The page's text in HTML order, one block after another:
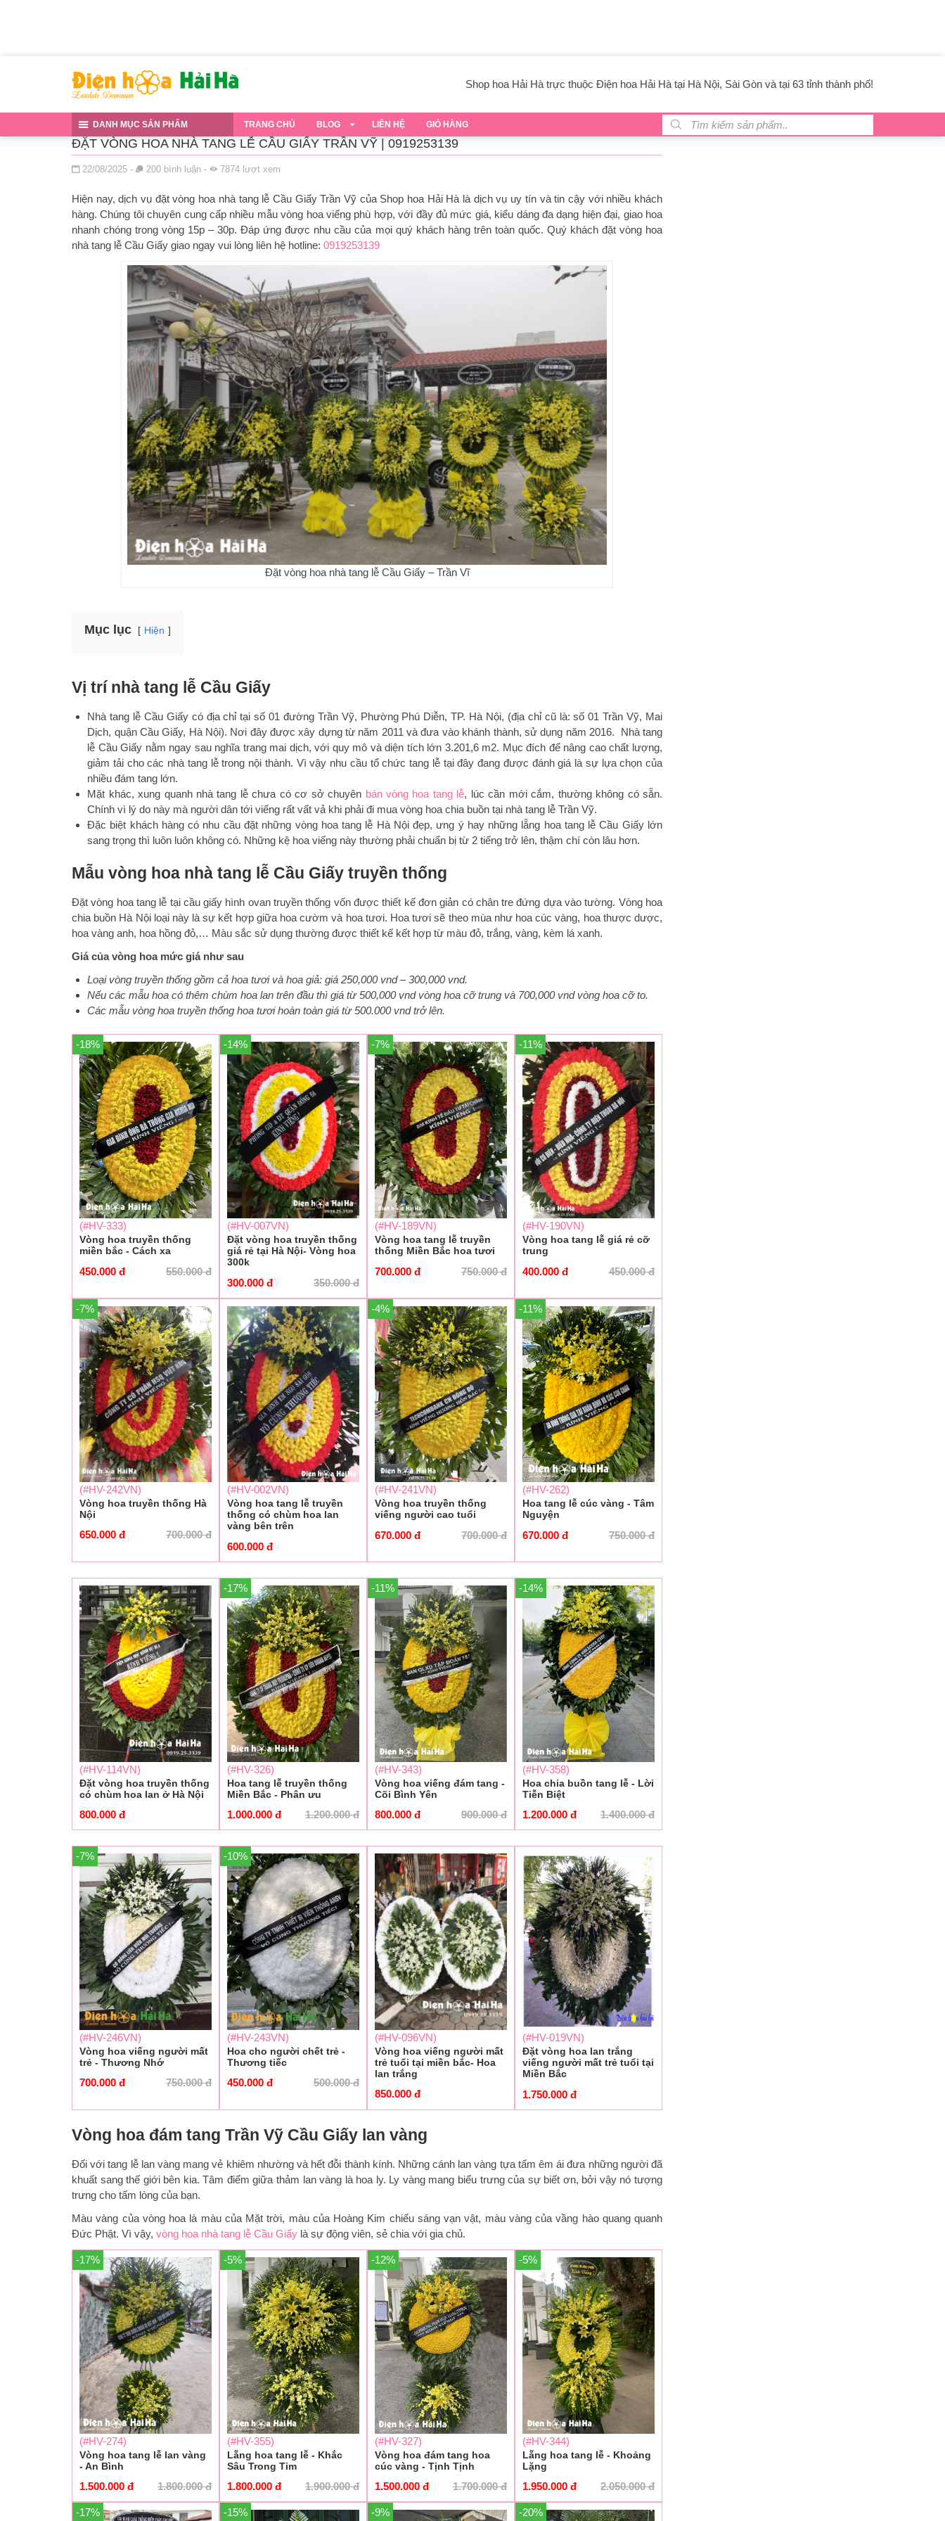
Shop hoa Hải Hà trực thuộc Điện hoa Hải Hà tại Hà Nội, Sài Gòn và tại 63 tỉnh thành phố!
DANH MỤC SẢN PHẨM TRANG CHỦ BLOG LIÊN HỆ GIỎ HÀNG Tìm kiếm sản phẩm
ĐẶT VÒNG HOA NHÀ TANG LỄ CẦU GIẤY TRẦN VỸ | 0919253139
Đăng ngày
22/08/2025 - 200 bình luận - 7874 lượt xem
Hiện nay, dịch vụ đặt vòng hoa nhà tang lễ Cầu Giấy Trần Vỹ của Shop hoa Hải Hà là dịch vụ uy tín và tin cậy với nhiều khách
hàng. Chúng tôi chuyên cung cấp nhiều mẫu vòng hoa viếng phù hợp, với đầy đủ mức giá, kiểu dáng đa dạng hiện đại, giao hoa
nhanh chóng trong vòng 15p – 30p. Đáp ứng được nhu cầu của mọi quý khách hàng trên toàn quốc. Quý khách đặt vòng hoa
nhà tang lễ Cầu Giấy giao ngay vui lòng liên hệ hotline: 0919253139
Đặt vòng hoa nhà tang lễ Cầu Giấy – Trần Vĩ
Mục lục Hiện
Vị trí nhà tang lễ Cầu Giấy
Nhà tang lễ Cầu Giấy có địa chỉ tại số 01 đường Trần Vỹ, Phường Phú Diễn, TP. Hà Nội, (địa chỉ cũ là: số 01 Trần Vỹ, Mai
Dịch, quận Cầu Giấy, Hà Nội). Nơi đây được xây dựng từ năm 2011 và đưa vào khánh thành, sử dụng năm 2016. Nhà tang
lễ Cầu Giấy nằm ngay sau nghĩa trang mai dịch, với quy mô và diện tích lớn 3.201,6 m2. Mục đích để nâng cao chất lượng,
giảm tải cho các nhà tang lễ trong nội thành. Vì vậy nhu cầu tổ chức tang lễ tại đây đang được đánh giá là sự lựa chọn của
nhiều đám tang lớn.
Mặt khác, xung quanh nhà tang lễ chưa có cơ sở chuyên bánvòng hoa tang lễ, lúc cần mới cắm, thường không có sẵn.
Chính vì lý do này mà người dân tới viếng rất vất vả khi phải đi mua vòng hoa chia buồn tại nhà tang lễ Trần Vỹ.
Đặc biệt khách hàng có nhu cầu đặt những vòng hoa tang lễ Hà Nội đẹp, ưng ý hay những lẵng hoa tang lễ Cầu Giấy lớn
sang trọng thì luôn luôn không có. Những kệ hoa viếng này thường phải chuẩn bị từ 2 tiếng trở lên, thậm chí còn lâu hơn.
Mẫu vòng hoa nhà tang lễ Cầu Giấy truyền thống
Đặt vòng hoa tang lễ tại cầu giấy hình ovan truyền thống vốn được thiết kế đơn giản có chân tre đứng dựa vào tường. Vòng hoa
chia buồn Hà Nội loại này là sự kết hợp giữa hoa cườm và hoa tươi. Hoa tươi sẽ theo mùa như hoa cúc vàng, hoa thược dược,
hoa vàng anh, hoa hồng đỏ,… Màu sắc sử dụng thường được thiết kế kết hợp từ màu đỏ, trắng, vàng, kèm lá xanh.
Giá của vòng hoa mức giá như sau
Loại vòng truyền thống gồm cả hoa tươi và hoa giả: giá 250,000 vnd – 300,000 vnd.
Nếu các mẫu hoa có thêm chùm hoa lan trên đầu thì giá từ 500,000 vnd vòng hoa cỡ trung và 700,000 vnd vòng hoa cỡ to.
Các mẫu vòng hoa truyền thống hoa tươi hoàn toàn giá từ 500.000 vnd trở lên.
-18%
(#HV-333)
Vòng hoa truyền thống
miền bắc - Cách xa
550.000đ
450.000 đ
-14%
(#HV-007VN)
Đặt vòng hoa truyền thống
giá rẻ tại Hà Nội- Vòng hoa
300k
350.000đ
300.000 đ
-7%
(#HV-189VN)
Vòng hoa tang lễ truyền
thống Miền Bắc hoa tươi
750.000đ
700.000 đ
-11%
(#HV-190VN)
Vòng hoa tang lễ giá rẻ cỡ
trung
450.000đ
400.000 đ
-7%
(#HV-242VN)
Vòng hoa truyền thống Hà
Nội
700.000đ
650.000 đ
(#HV-002VN)
Vòng hoa tang lễ truyền
thống có chùm hoa lan
vàng bên trên
600.000 đ
-4%
(#HV-241VN)
Vòng hoa truyền thống
viếng người cao tuổi
700.000đ
670.000 đ
-11%
(#HV-262)
Hoa tang lễ cúc vàng - Tâm
Nguyện
750.000đ
670.000 đ
(#HV-114VN)
Đặt vòng hoa truyền thống
có chùm hoa lan ở Hà Nội
800.000 đ
-17%
(#HV-326)
Hoa tang lễ truyền thống
Miền Bắc - Phân ưu
1.200.000đ
1.000.000 đ
-11%
(#HV-343)
Vòng hoa viếng đám tang -
Cõi Bình Yên
900.000đ
800.000 đ
-14%
(#HV-358)
Hoa chia buồn tang lễ - Lời
Tiễn Biệt
1.400.000đ
1.200.000 đ
-7%
(#HV-246VN)
Vòng hoa viếng người mất
trẻ - Thương Nhớ
750.000đ
700.000 đ
-10%
(#HV-243VN)
Hoa cho người chết trẻ -
Thương tiếc
500.000đ
450.000 đ
(#HV-096VN)
Vòng hoa viếng người mất
trẻ tuổi tại miền bắc- Hoa
lan trắng
850.000 đ
(#HV-019VN)
Đặt vòng hoa lan trắng
viếng người mất trẻ tuổi tại
Miền Bắc
1.750.000 đ
Vòng hoa đám tang Trần Vỹ Cầu Giấy lan vàng
Đối với tang lễ lan vàng mang vẻ khiêm nhường và hết đỗi thành kính. Những cánh lan vàng tựa tấm êm ái đưa những người đã
khuất sang thế giới bên kia. Tâm điểm giữa thảm lan vàng là hoa ly. Ly vàng mang biểu trưng của sự biết ơn, bởi vậy nó tượng
trưng cho tấm lòng của bạn.
Màu vàng của vòng hoa là màu của Mặt trời, màu của Hoàng Kim chiếu sáng vạn vật, màu vàng của vầng hào quang quanh
Đức Phật. Vì vậy, vòng hoa nhà tang lễ Cầu Giấy là sự động viên, sẻ chia với gia chủ.
-17%
(#HV-274)
Vòng hoa tang lễ lan vàng
- An Bình
1.800.000đ
1.500.000 đ
-5%
(#HV-355)
Lẵng hoa tang lễ - Khắc
Sâu Trong Tim
1.900.000đ
1.800.000 đ
-12%
(#HV-327)
Vòng hoa đám tang hoa
cúc vàng - Tịnh Tịnh
1.700.000đ
1.500.000 đ
-5%
(#HV-344)
Lẵng hoa tang lễ - Khoảng
Lặng
2.050.000đ
1.950.000 đ
-17% -15% -9% -20%